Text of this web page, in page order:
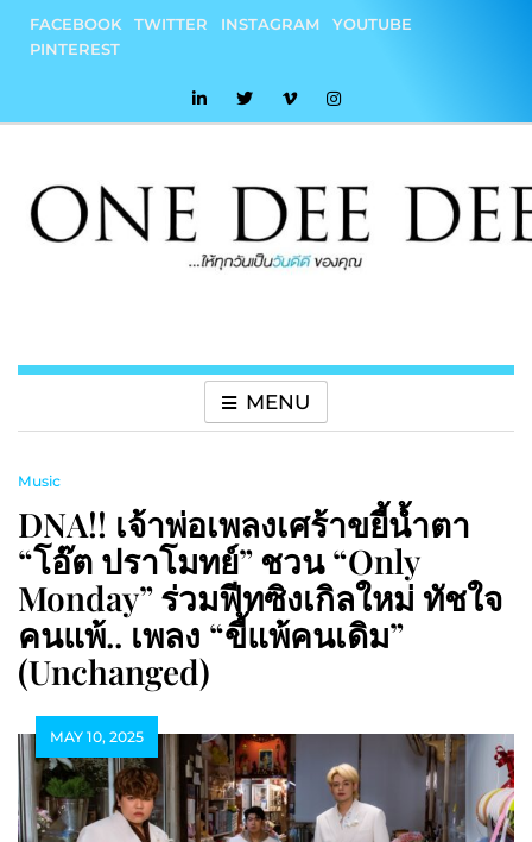
content
FACEBOOK TWITTER INSTAGRAM
YOUTUBE
PINTEREST
MENU
Music
DNA!! เจ้าพ่อเพลงเศร้าขยี้น้ำตา
“โอ๊ต ปราโมทย์” ชวน “Only
Monday” ร่วมฟีทซิงเกิลใหม่ ทัชใจ
คนแพ้.. เพลง “ขี้แพ้คนเดิม”
(Unchanged)
MAY 10, 2025